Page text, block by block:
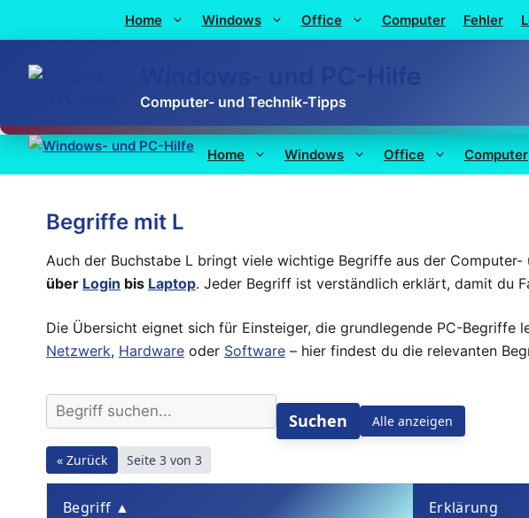
Home Windows Office Computer Fehler
Computer- und Technik-Tipps
Home Windows Office Computer
Begriffe mit L
Auch der Buchstabe L bringt viele wichtige Begriffe aus der
über Login bis Laptop. Jeder Begriff ist verständlich erklärt, damit du
Die Übersicht eignet sich für Einsteiger, die grundlegende PC-Begriffe
Netzwerk, Hardware oder Software – hier findest du die relevanten
Suchen Alle anzeigen
« Zurück Seite 3 von 3
Begriff ▲ Erklärung